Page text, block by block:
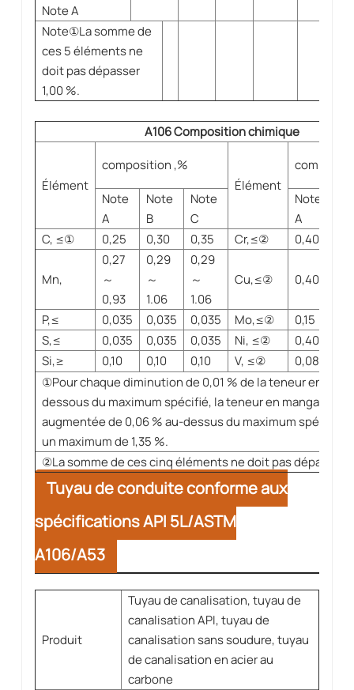
Note A
Note①La somme de
ces 5 éléments ne
doit pas dépasser
1,00 %.
A106 Composition chimique
Élément
composition ,%
Élément
Note
A
Note
B
Note
C
Note
A
C, ≤① 0,25 0,30 0,35 Cr,≤② 0,40
Mn,
0,27
～
0,93
0,29
～
1.06
0,29
～
1.06
Cu,≤② 0,40
P,≤ 0,035 0,035 0,035 Mo,≤② 0,15
S,≤
0,035 0,035 0,035 Ni, ≤② 0,40
Si,≥
0,10 0,10 0,10 V, ≤② 0,08
①Pour chaque diminution de 0,01 % de la teneur en
dessous du maximum spécifié, la teneur en manganèse
augmentée de 0,06 % au-dessus du maximum spécifié,
un maximum de 1,35 %.
②La somme de ces cinq éléments ne doit pas dépasser
Tuyau de conduite conforme aux
spécifications API 5L/ASTM
A106/A53
Produit
Tuyau de canalisation, tuyau de
canalisation API, tuyau de
canalisation sans soudure, tuyau
de canalisation en acier au
carbone